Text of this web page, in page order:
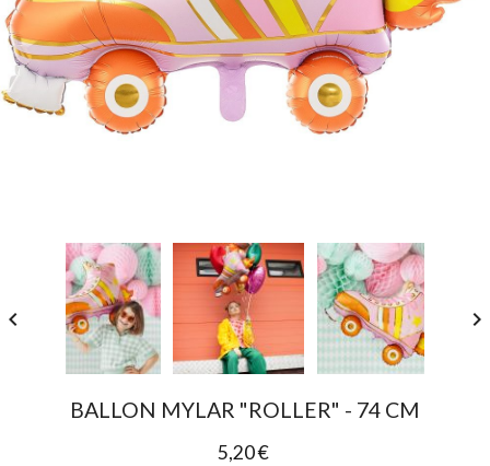
 
BALLON MYLAR "ROLLER" - 74 CM
5,20 €